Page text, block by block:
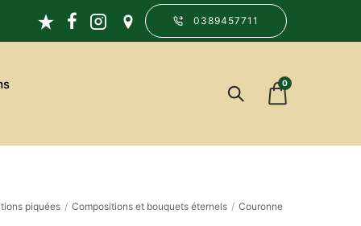
0389457711
0
piquées / Compositions et bouquets éternels / Couronne